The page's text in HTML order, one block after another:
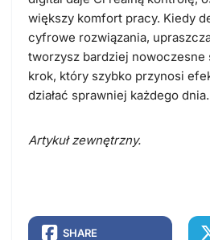
większy komfort pracy. Kiedy
cyfrowe rozwiązania,
tworzysz bardziej nowoczesne
krok, który szybko przynosi
działać sprawniej każdego dnia.
Artykuł zewnętrzny.
SHARE